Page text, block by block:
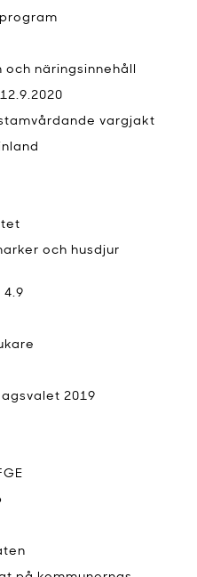
näringsinnehåll
vargjakt
och husdjur
4.9
2019